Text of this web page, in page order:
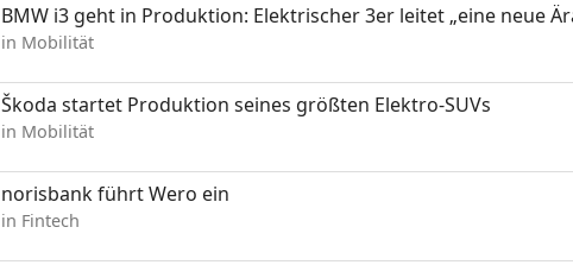
BMW i3 geht in Produktion: Elektrischer 3er leitet „eine neue
in Mobilität
Škoda startet Produktion seines größten Elektro-SUVs
in Mobilität
norisbank führt Wero ein
in Fintech